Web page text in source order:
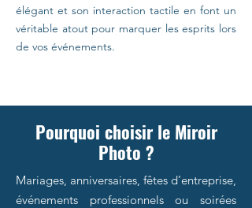
élégant et son interaction tactile en font un
véritable atout pour marquer les esprits lors
de vos événements.
Pourquoi choisir le Miroir
Photo ?
Mariages, anniversaires, fêtes d’entreprise,
événements professionnels ou soirées